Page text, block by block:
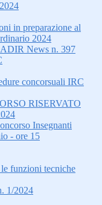
in preparazione al
2024
News n. 397
concorsuali IRC
RISERVATO
Insegnanti
- ore 15
funzioni tecniche
1/2024